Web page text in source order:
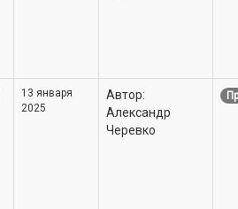
13 января
2025
Автор:
Александр
Черевко